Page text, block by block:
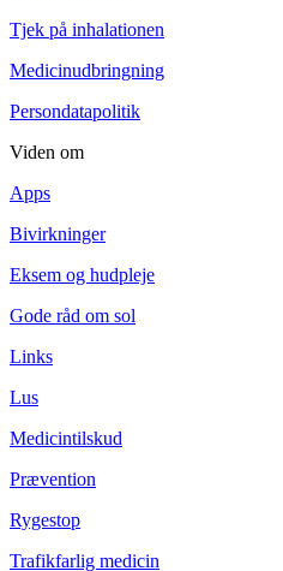
Tjek på inhalationen
Medicinudbringning
Persondatapolitik
Viden om
Apps
Bivirkninger
Eksem og hudpleje
Gode råd om sol
Links
Lus
Medicintilskud
Prævention
Rygestop
Trafikfarlig medicin